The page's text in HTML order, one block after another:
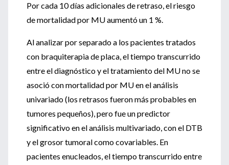
Por cada 10 días adicionales de retraso, el riesgo
de mortalidad por MU aumentó un 1 %.
Al analizar por separado a los pacientes tratados
con braquiterapia de placa, el tiempo transcurrido
entre el diagnóstico y el tratamiento del MU no se
asoció con mortalidad por MU en el análisis
univariado (los retrasos fueron más probables en
tumores pequeños), pero fue un predictor
significativo en el análisis multivariado, con el DTB
y el grosor tumoral como covariables. En
pacientes enucleados, el tiempo transcurrido entre